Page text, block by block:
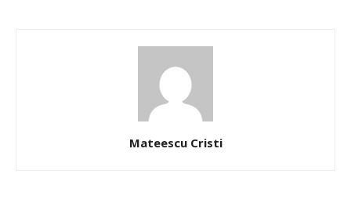
Mateescu Cristi